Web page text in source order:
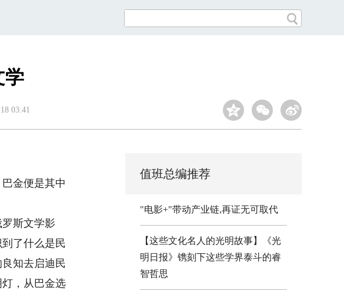
学
03:41
金便是其中
斯文学影
了什么是民
知去启迪民
，从巴金选
值班总编推荐
"电影+"带动产业链,再证无可取代
【这些文化名人的光明故事】《光
明日报》镌刻下这些学界泰斗的睿
智哲思